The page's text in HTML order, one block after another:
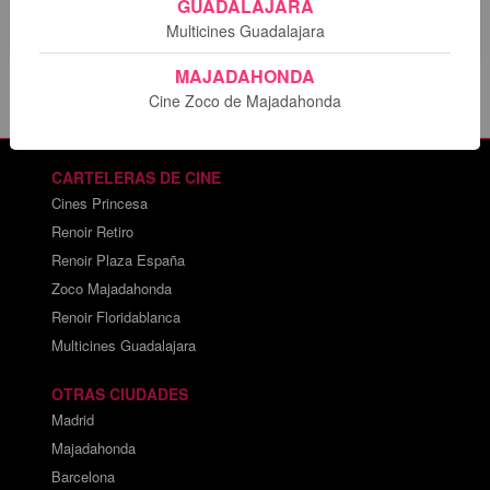
CARTELERAS DE CINE
Cines Princesa
Renoir Retiro
Renoir Plaza España
Zoco Majadahonda
Renoir Floridablanca
Multicines Guadalajara
OTRAS CIUDADES
Madrid
Majadahonda
Barcelona
GUADALAJARA
Multicines Guadalajara
MAJADAHONDA
Cine Zoco de Majadahonda